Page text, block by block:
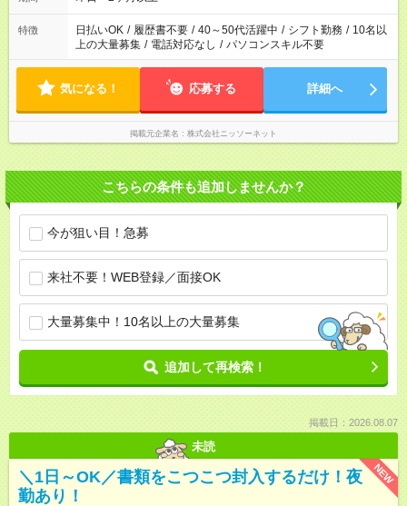
特徴 日払いOK / 履歴書不要 / 40～50代活躍中 / シフト勤務 / 10名以
上の大量募集 / 電話対応なし / パソコンスキル不要
気になる！ 応募する 詳細へ
掲載元企業名 株式会社ニッソーネット
こちらの条件も追加しませんか？
今が狙い目！急募
来社不要！WEB登録／面接OK
大量募集中！10名以上の大量募集
追加して再検索！
掲載日：2026.08.07
未読
NEW
＼1日～OK／書類をこつこつ封入するだけ！夜
勤あり！